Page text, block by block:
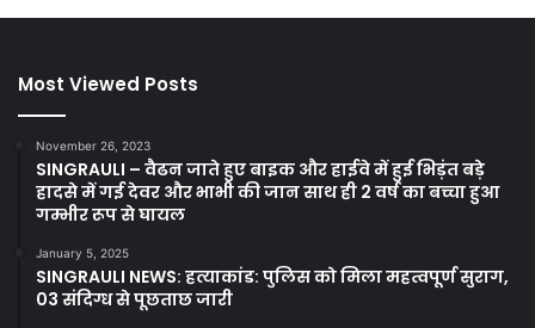
Most Viewed Posts
November 26, 2023
SINGRAULI – वैढन जाते हुए बाइक और हाईवे में हुई भिड़ंत बड़े
हादसे में गई देवर और भाभी की जान साथ ही 2 वर्ष का बच्चा हुआ
गम्भीर रूप से घायल
January 5, 2025
SINGRAULI NEWS: हत्याकांड: पुलिस को मिला महत्वपूर्ण सुराग,
03 संदिग्ध से पूछताछ जारी